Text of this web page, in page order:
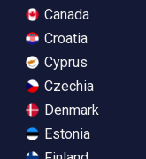
Canada
Croatia
Cyprus
Czechia
Denmark
Estonia